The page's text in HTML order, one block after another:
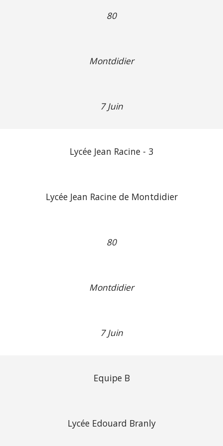
80
Montdidier
7 Juin
Lycée Jean Racine - 3
Lycée Jean Racine de Montdidier
80
Montdidier
7 Juin
Equipe B
Lycée Edouard Branly